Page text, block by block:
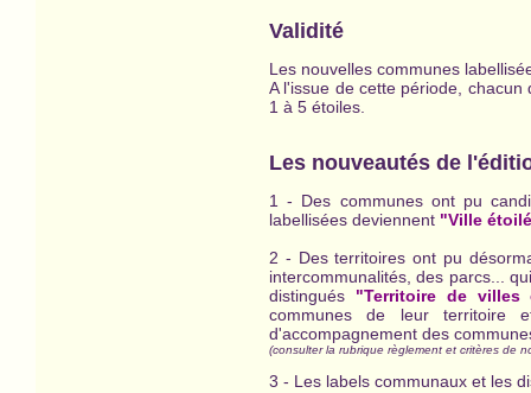
Validité
Les nouvelles communes
A l'issue de cette période,
1 à 5 étoiles.
Les nouveautés de
1 - Des communes ont pu
labellisées deviennent "Ville
2 - Des territoires ont pu
intercommunalités, des parcs...
distingués "Territoire de
communes de leur territoire
d'accompagnement des
(consulter la rubrique règlement et critères de
3 - Les labels communaux et les